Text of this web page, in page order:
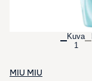
Kuva
1
MIU MIU